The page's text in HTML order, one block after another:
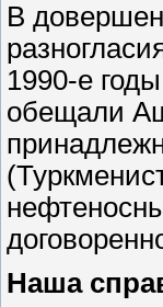
В
1990-е
обещали
Наша